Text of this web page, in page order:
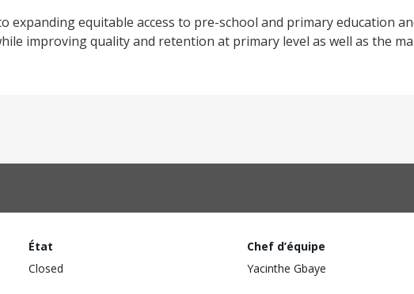
expanding equitable access to pre-school and primary education
improving quality and retention at primary level as well as the
État
Closed
Chef d’équipe
Yacinthe Gbaye